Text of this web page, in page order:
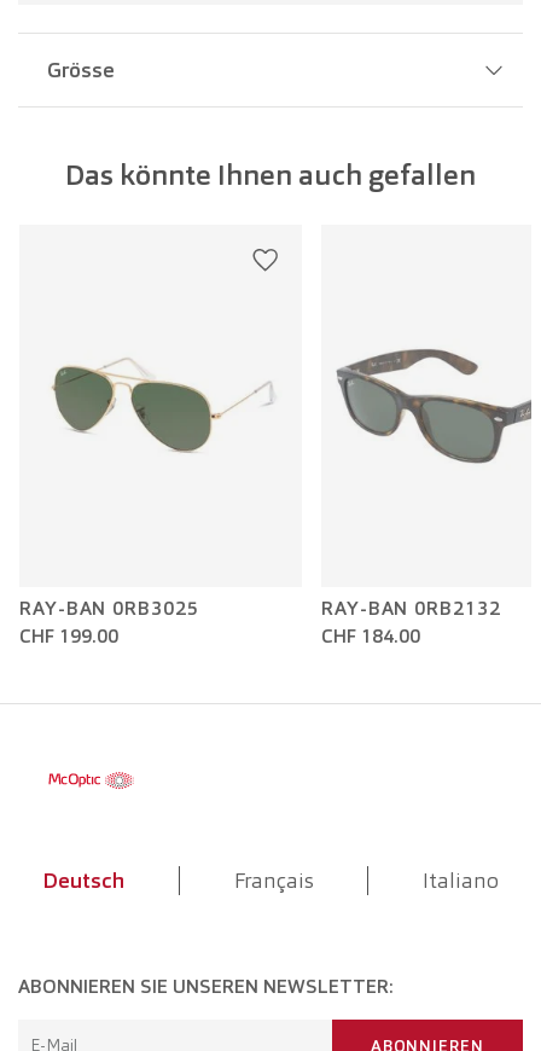
Grösse
Glasbreite: 57 mm
Das könnte Ihnen auch gefallen
RAY-BAN 0RB3025
CHF 199.00
RAY-BAN 0RB2132
CHF 184.00
Deutsch Français Italiano
ABONNIEREN SIE UNSEREN NEWSLETTER:
E-Mail ABONNIEREN